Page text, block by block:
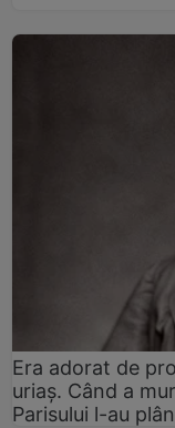
Era adorat de
uriaș. Când a
Parisului l-au